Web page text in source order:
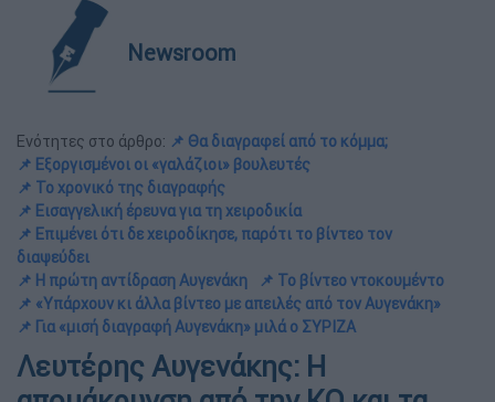
Newsroom
Ενότητες στο άρθρο: 📌 Θα διαγραφεί από το κόμμα;
📌 Εξοργισμένοι οι «γαλάζιοι» βουλευτές
📌 Το χρονικό της διαγραφής
📌 Εισαγγελική έρευνα για τη χειροδικία
📌 Επιμένει ότι δε χειροδίκησε, παρότι το βίντεο τον
διαψεύδει
📌 Η πρώτη αντίδραση Αυγενάκη
📌 Το βίντεο ντοκουμέντο
📌 «Υπάρχουν κι άλλα βίντεο με απειλές από τον Αυγενάκη»
📌 Για «μισή διαγραφή Αυγενάκη» μιλά ο ΣΥΡΙΖΑ
Λευτέρης Αυγενάκης: Η